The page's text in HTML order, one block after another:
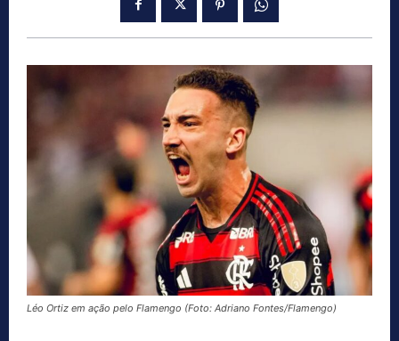
Léo Ortiz em ação pelo Flamengo (Foto: Adriano Fontes/Flamengo)